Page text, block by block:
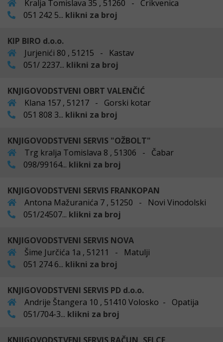
Kralja Tomislava 35 , 51260 - Crikvenica
051 242 5... klikni za broj
KIP BIRO d.o.o.
Jurjenići 80 , 51215 - Kastav
051/ 2237... klikni za broj
KNJIGOVODSTVENI OBRT VALENČIĆ
Klana 157 , 51217 - Gorski kotar
051 808 3... klikni za broj
KNJIGOVODSTVENI SERVIS "OŽBOLT"
Trg kralja Tomislava 8 , 51306 - Čabar
098/99164... klikni za broj
KNJIGOVODSTVENI SERVIS FRANKOPAN
Antona Mažuranića 7 , 51250 - Novi Vinodolski
051/24507... klikni za broj
KNJIGOVODSTVENI SERVIS NOVA
Šime Jurčića 1a , 51211 - Matulji
051 274 6... klikni za broj
KNJIGOVODSTVENI SERVIS PD d.o.o.
Andrije Štangera 10 , 51410 Volosko - Opatija
051/704-3... klikni za broj